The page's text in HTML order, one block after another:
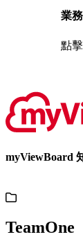
業
點
myViewBoard
TeamOne